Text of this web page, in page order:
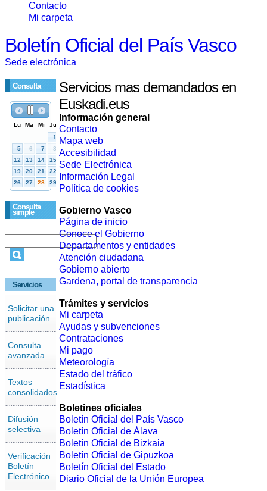
Contacto
Mi carpeta
Boletín Oficial del País Vasco
Sede electrónica
Consulta
Consulta
simple
Servicios
Solicitar una
publicación
Consulta
avanzada
Textos
consolidados
Difusión
selectiva
Verificación
Boletín
Electrónico
Servicios mas demandados en
Euskadi.eus
Información general
Contacto
Mapa web
Accesibilidad
Sede Electrónica
Información Legal
Política de cookies
Gobierno Vasco
Página de inicio
Conoce el Gobierno
Departamentos y entidades
Atención ciudadana
Gobierno abierto
Gardena, portal de transparencia
Trámites y servicios
Mi carpeta
Ayudas y subvenciones
Contrataciones
Mi pago
Meteorología
Estado del tráfico
Estadística
Boletines oficiales
Boletín Oficial del País Vasco
Boletín Oficial de Álava
Boletín Oficial de Bizkaia
Boletín Oficial de Gipuzkoa
Boletín Oficial del Estado
Diario Oficial de la Unión Europea